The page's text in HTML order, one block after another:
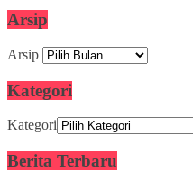
Arsip
Arsip
Kategori
Kategori
Berita Terbaru